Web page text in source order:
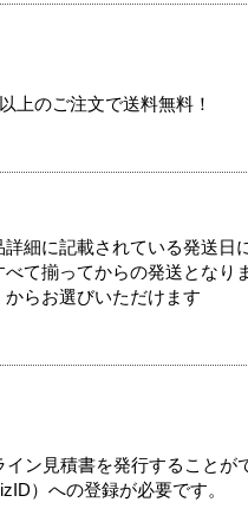
上のご注文で送料無料！
細に記載されている発送日
て揃ってからの発送となり
らお選びいただけます
ン見積書を発行することが
）への登録が必要です。